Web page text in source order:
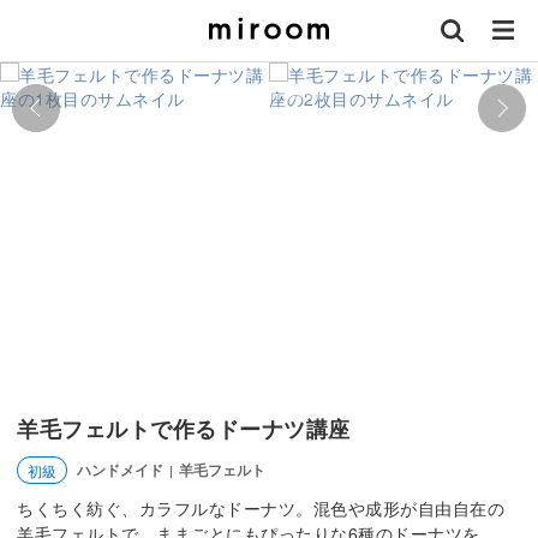
羊毛フェルトで作るドーナツ講座
初級 ハンドメイド | 羊毛フェルト
ちくちく紡ぐ、カラフルなドーナツ。混色や成形が自由自在の
羊毛フェルトで、ままごとにもぴったりな6種のドーナツを。